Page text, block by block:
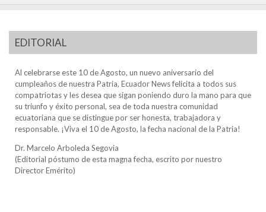
EDITORIAL
Al celebrarse este 10 de Agosto, un nuevo aniversario del
cumpleaños de nuestra Patria, Ecuador News felicita a todos sus
compatriotas y les desea que sigan poniendo duro la mano para que
su triunfo y éxito personal, sea de toda nuestra comunidad
ecuatoriana que se distingue por ser honesta, trabajadora y
responsable. ¡Viva el 10 de Agosto, la fecha nacional de la Patria!
Dr. Marcelo Arboleda Segovia
(Editorial póstumo de esta magna fecha, escrito por nuestro
Director Emérito)